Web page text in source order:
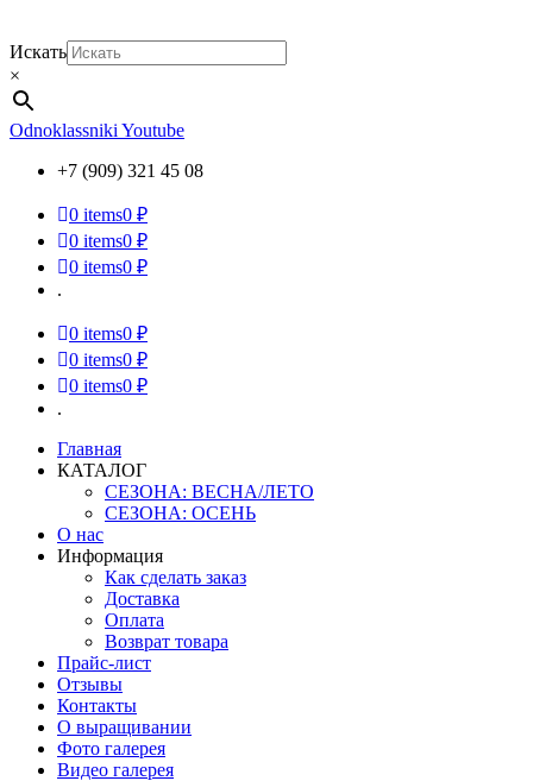
Искать
×
Odnoklassniki Youtube
+7 (909) 321 45 08
0 items0 ₽
0 items0 ₽
0 items0 ₽
.
0 items0 ₽
0 items0 ₽
0 items0 ₽
.
Главная
КАТАЛОГ
СЕЗОНА: ВЕСНА/ЛЕТО
СЕЗОНА: ОСЕНЬ
О нас
Информация
Как сделать заказ
Доставка
Оплата
Возврат товара
Прайс-лист
Отзывы
Контакты
О выращивании
Фото галерея
Видео галерея